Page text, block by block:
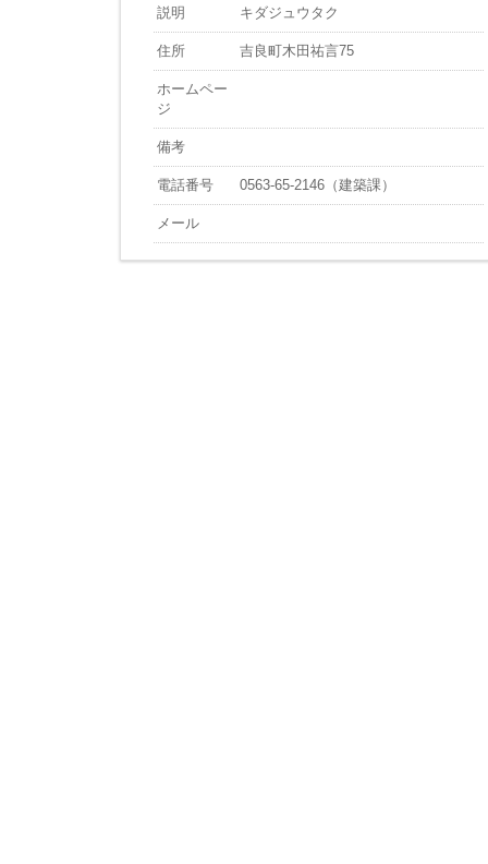
説明 キダジュウタク
住所 吉良町木田祐言75
ホームペー
ジ
備考
電話番号 0563-65-2146（建築課）
メール